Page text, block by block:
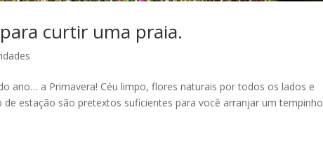
curtir uma praia.
ano… a Primavera! Céu limpo, flores naturais por todos os lados e
estação são pretextos suficientes para você arranjar um tempinho